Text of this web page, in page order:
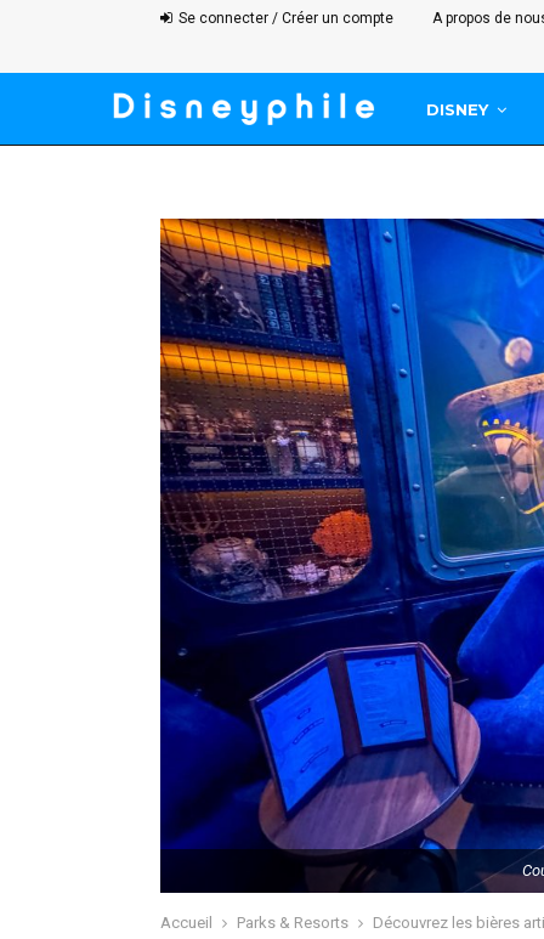
Se connecter / Créer un compte A propos de
DISNEY
Accueil Parks & Resorts Découvrez les bières